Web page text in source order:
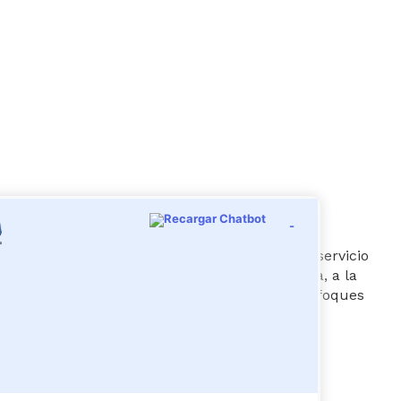
-
como un derecho de la persona y un servicio
el acceso al conocimiento, a la ciencia, a la
vez, se detallan otros aspectos como los enfoques